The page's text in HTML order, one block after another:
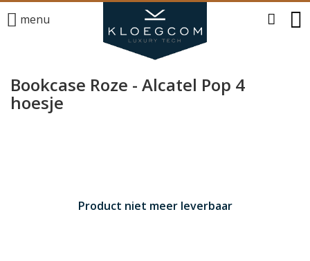
menu
Bookcase Roze - Alcatel Pop 4
hoesje
Product niet meer leverbaar